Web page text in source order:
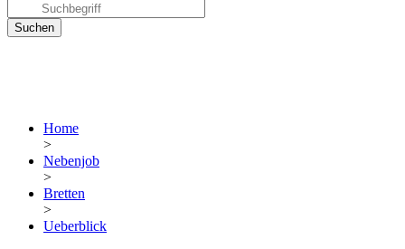
Home
>
Nebenjob
>
Bretten
>
Ueberblick